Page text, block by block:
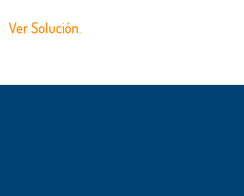
Ver Solución.